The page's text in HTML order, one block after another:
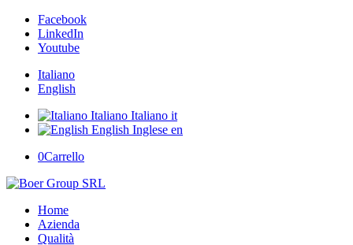
Facebook
LinkedIn
Youtube
Italiano
English
Italiano Italiano it
English Inglese en
0Carrello
Home
Azienda
Qualità